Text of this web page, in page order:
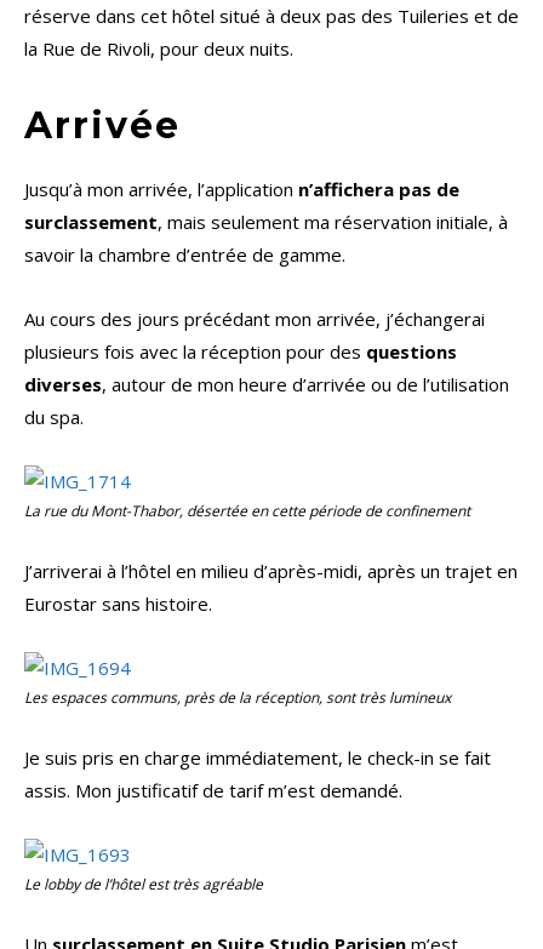
réserve dans cet hôtel situé à deux pas des Tuileries et de
la Rue de Rivoli, pour deux nuits.
Arrivée
Jusqu’à mon arrivée, l’application n’affichera pas de
surclassement, mais seulement ma réservation initiale, à
savoir la chambre d’entrée de gamme.
Au cours des jours précédant mon arrivée, j’échangerai
plusieurs fois avec la réception pour des questions
diverses, autour de mon heure d’arrivée ou de l’utilisation
du spa.
La rue du Mont-Thabor, désertée en cette période de confinement
J’arriverai à l’hôtel en milieu d’après-midi, après un trajet en
Eurostar sans histoire.
Les espaces communs, près de la réception, sont très lumineux
Je suis pris en charge immédiatement, le check-in se fait
assis. Mon justificatif de tarif m’est demandé.
Lelobbyde l’hôtel est très agréable